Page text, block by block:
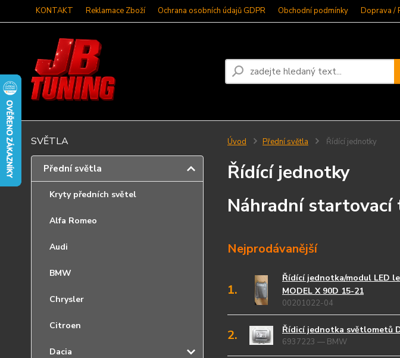
KONTAKT Reklamace Zboží Ochrana osobních údajů GDPR Obchodní podmínky Doprava /
SVĚTLA
Přední světla
Kryty předních světel
Alfa Romeo
Audi
BMW
Chrysler
Citroen
Dacia
Úvod Přední světla Řídící jednotky
Řídící jednotky
Náhradní
Nejprodávanější
1.
Řídící jednotka/modul LED
MODEL X 90D 15-21
00201022-04
2. Řídicí jednotka světlometů
6937223 — BMW